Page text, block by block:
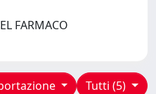
FARMACO
Tutti (5)